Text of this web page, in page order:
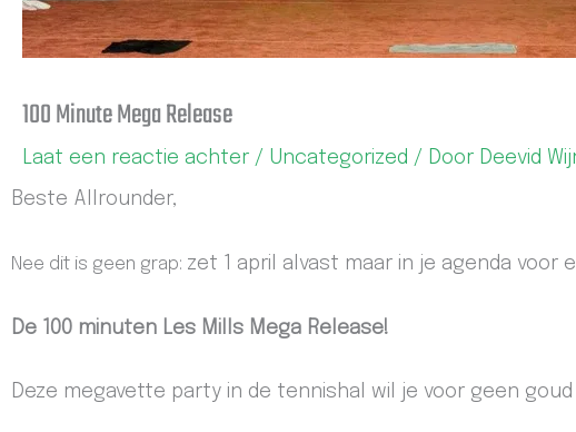
100 Minute Mega Release
Laat een reactie achter / Uncategorized / Door Deevid
Beste Allrounder,
Nee dit is geen grap: zet 1 april alvast maar in je agenda voor
De 100 minuten Les Mills Mega Release!
Deze megavette party in de tennishal wil je voor geen goud